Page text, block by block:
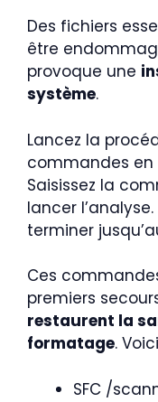
Des fichiers
être
provoque une
système.
Lancez la
commandes en
Saisissez la
lancer
terminer
Ces
premiers
restaurent la
formatage.
SFC /